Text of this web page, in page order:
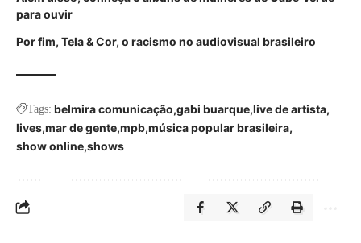
para ouvir
Por fim, Tela & Cor, o racismo no audiovisual brasileiro
Tags: belmira comunicação gabi buarque live de artista
lives mar de gente mpb música popular brasileira
show online shows